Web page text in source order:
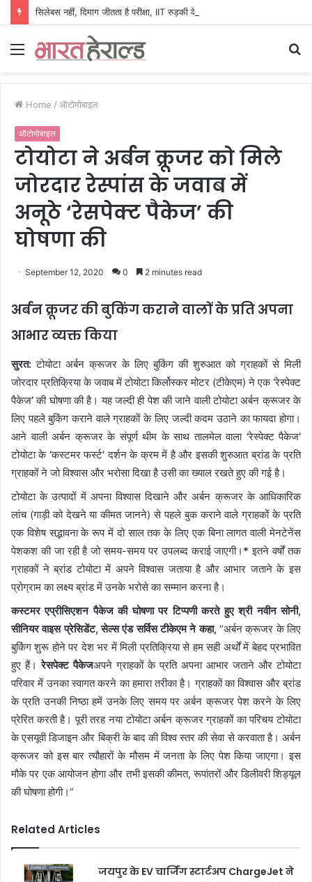
Menu
Home / ऑटोमोबाइल
ऑटोमोबाइल
टोयोटा ने अर्बन क्रूजर को मिले
जोरदार रेस्पांस के जवाब में
अनूठे ‘रेसपेक्ट पैकेज’ की
घोषणा की
September 12, 2020 0 2 minutes read
अर्बन क्रूजर की बुकिंग कराने वालों के प्रति अपना
आभार व्यक्त किया
सुरत:टोयोटा अर्बन क्रूजर के लिए बुकिंग की शुरुआत को ग्राहकों से मिली
जोरदार प्रतिक्रिया के जवाब में टोयोटा किर्लोस्कर मोटर (टीकेएम) ने एक‘रेस्पेक्ट
पैकेज’ की घोषणा की है। यह जल्दी ही पेश की जाने वाली टोयोटा अर्बन क्रूजर के
लिए पहले बुकिंग कराने वाले ग्राहकों के लिए जल्दी कदम उठाने का फायदा होगा।
आने वाली अर्बन क्रूजर के संपूर्ण थीम के साथ तालमेल वाला ‘रेस्पेक्ट पैकेज’
टोयोटा के ‘कस्टमर फर्स्ट’ दर्शन के क्रम में है और इसकी शुरुआत ब्रांड के प्रति
ग्राहकों ने जो विश्वास और भरोसा दिखा है उसी का ख्याल रखते हुए की गई है।
टोयोटा के उत्पादों में अपना विश्वास दिखाने और अर्बन क्रूजर के आधिकारिक
लांच (गाड़ी को देखने या कीमत जानने) से पहले बुक कराने वाले ग्राहकों के प्रति
एक विशेष सद्भावना के रूप में दो साल तक के लिए एक बिना लागत वाली मेनटेनेंस
पेशकश की जा रही है जो समय-समय पर उपलब्द कराई जाएगी। * इतने वर्षों तक
ग्राहकों ने ब्रांड टोयोटा में अपने विश्वास जताया है और आभार जताने के इस
प्रोग्राम का लक्ष्य ब्रांड में उनके भरोसे का सम्मान करना है।
कस्टमर एप्रीसिएशन पैकेज की घोषणा पर टिप्पणी करते हुए श्री नवीन सोनी,
सीनियर वाइस प्रेसिडेंट, सेल्स एंड सर्विस टीकेएम ने कहा, “अर्बन क्रूजर के लिए
बुकिंग शुरू होने पर देश भर में मिली प्रतिक्रिया से हम सही अर्थों में बेहद प्रभावित
हुए हैं।रेसपेक्ट पैकेजअपने ग्राहकों के प्रति अपना आभार जताने और टोयोटा
परिवार में उनका स्वागत करने का हमारा तरीका है। ग्राहकों का विश्वास और ब्रांड
के प्रति उनकी निष्ठा हमें उनके लिए समय पर अर्बन क्रूजर पेश करने के लिए
प्रेरित करती है। पूरी तरह नया टोयोटा अर्बन क्रूजर ग्राहकों का परिचय टोयोटा
के एसयूवी डिजाइन और बिक्री के बाद की विश्व स्तर की सेवा से करवाता है। अर्बन
क्रूजर को इस बार त्यौहारों के मौसम में जनता के लिए पेश किया जाएगा। इस
मौके पर एक आयोजन होगा और तभी इसकी कीमत, रूपांतरों और डिलीवरी शिड्यूल
की घोषणा होगी।”
Related Articles
जयपुर के EV चार्जिंग स्टार्टअप ChargeJet ने